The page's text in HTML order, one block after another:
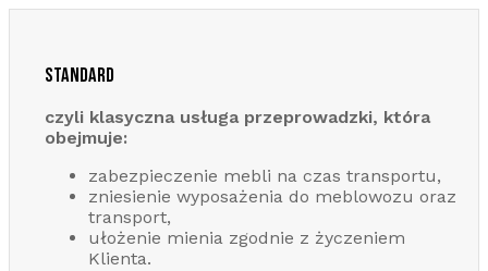
STANDARD
czyli klasyczna usługa przeprowadzki, która
obejmuje:
zabezpieczenie mebli na czas transportu,
zniesienie wyposażenia do meblowozu oraz
transport,
ułożenie mienia zgodnie z życzeniem
Klienta.